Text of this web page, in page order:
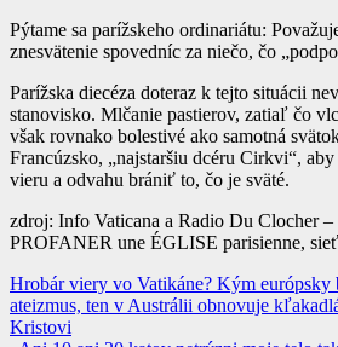
Pýtame sa parížskeho ordinariátu:
znesvätenie spovedníc za niečo, čo
Parížska diecéza doteraz k tejto situácii
stanovisko. Mlčanie pastierov, zatiaľ čo
však rovnako bolestivé ako samotná
Francúzsko, „najstaršiu dcéru Cirkvi“,
vieru a odvahu brániť to, čo je sväté.
zdroj: Info Vaticana a Radio Du Clocher
PROFANER une ÉGLISE parisienne,
Navigácia
v
Hrobár viery vo Vatikáne? Kým európsky
ateizmus, ten v Austrálii obnovuje
Kristovi